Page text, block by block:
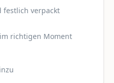
festlich verpackt
richtigen Moment